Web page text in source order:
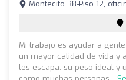
Montecito 38-Piso 12,
Mi trabajo es ayudar a
un mayor calidad de vida y
les escapa: su peso ideal y